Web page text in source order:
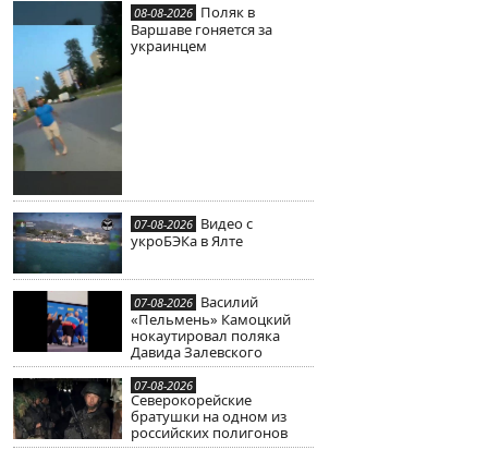
08-08-2026 Поляк в
Варшаве гоняется за
украинцем
07-08-2026 Видео с
укроБЭКа в Ялте
07-08-2026 Василий
«Пельмень» Камоцкий
нокаутировал поляка
Давида Залевского
07-08-2026
Северокорейские
братушки на одном из
российских полигонов